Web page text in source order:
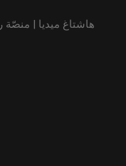
هاشتاغ ميديا | منصّة